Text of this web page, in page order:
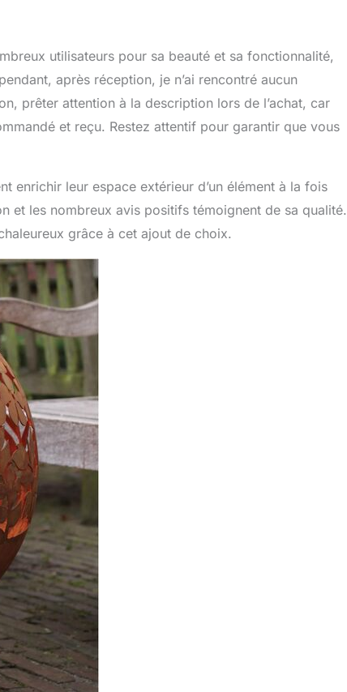
utilisateurs pour sa beauté et sa fonctionnalité,
après réception, je n’ai rencontré aucun
prêter attention à la description lors de l’achat, car
et reçu. Restez attentif pour garantir que vous
enrichir leur espace extérieur d’un élément à la fois
et les nombreux avis positifs témoignent de sa qualité.
grâce à cet ajout de choix.